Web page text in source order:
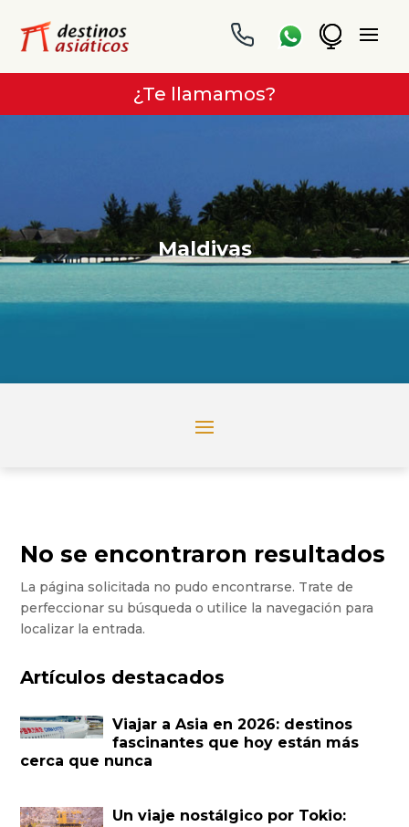
¿Te llamamos?
Maldivas
No se encontraron resultados
La página solicitada no pudo encontrarse. Trate de
perfeccionar su búsqueda o utilice la navegación para
localizar la entrada.
Artículos destacados
Viajar a Asia en 2026: destinos
fascinantes que hoy están más
cerca que nunca
Un viaje nostálgico por Tokio: